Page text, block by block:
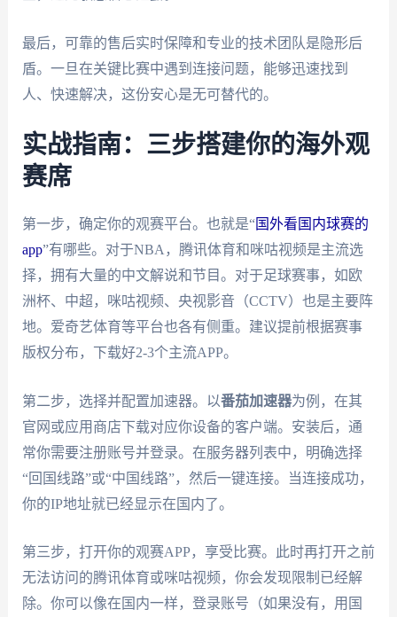
最后，可靠的售后实时保障和专业的技术团队是隐形后
盾。一旦在关键比赛中遇到连接问题，能够迅速找到
人、快速解决，这份安心是无可替代的。
实战指南：三步搭建你的海外观
赛席
第一步，确定你的观赛平台。也就是“国外看国内球赛的
app”有哪些。对于NBA，腾讯体育和咪咕视频是主流选
择，拥有大量的中文解说和节目。对于足球赛事，如欧
洲杯、中超，咪咕视频、央视影音（CCTV）也是主要阵
地。爱奇艺体育等平台也各有侧重。建议提前根据赛事
版权分布，下载好2-3个主流APP。
第二步，选择并配置加速器。以番茄加速器为例，在其
官网或应用商店下载对应你设备的客户端。安装后，通
常你需要注册账号并登录。在服务器列表中，明确选择
“回国线路”或“中国线路”，然后一键连接。当连接成功，
你的IP地址就已经显示在国内了。
第三步，打开你的观赛APP，享受比赛。此时再打开之前
无法访问的腾讯体育或咪咕视频，你会发现限制已经解
除。你可以像在国内一样，登录账号（如果没有，用国